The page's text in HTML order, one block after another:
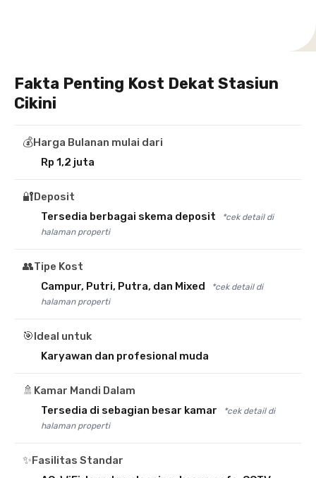
Fakta Penting Kost Dekat Stasiun
Cikini
💰Harga Bulanan mulai dari
Rp 1,2 juta
🔐Deposit
Tersedia berbagai skema deposit
*cek detail di
halaman properti
👥Tipe Kost
Campur, Putri, Putra, dan Mixed
*cek detail di
halaman properti
🎯Ideal untuk
Karyawan dan profesional muda
🚿 Kamar Mandi Dalam
Tersedia di sebagian besar kamar
*cek detail di
halaman properti
✨Fasilitas Standar